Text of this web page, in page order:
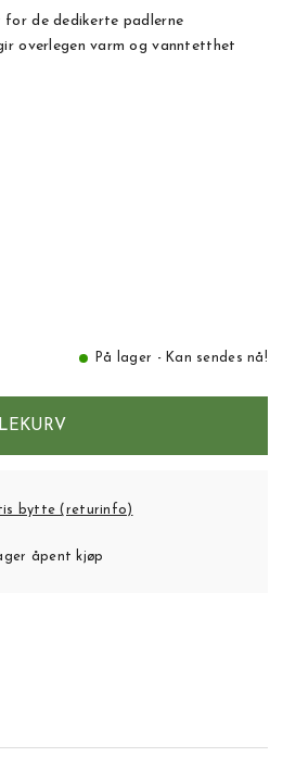
de dedikerte padlerne
overlegen varm og vanntetthet
På lager - Kan sendes nå!
bytte (returinfo)
åpent kjøp